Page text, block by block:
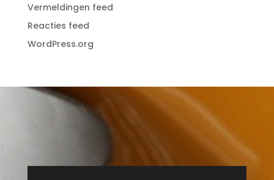
Vermeldingen feed
Reacties feed
WordPress.org